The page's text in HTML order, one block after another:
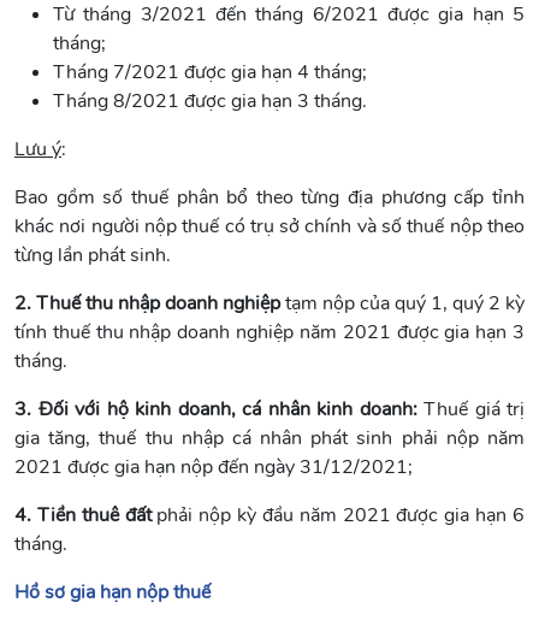
Từ tháng 3/2021 đến tháng 6/2021 được gia hạn 5
tháng;
Tháng 7/2021 được gia hạn 4 tháng;
Tháng 8/2021 được gia hạn 3 tháng.
Lưu ý:
Bao gồm số thuế phân bổ theo từng địa phương cấp tỉnh
khác nơi người nộp thuế có trụ sở chính và số thuế nộp theo
từng lần phát sinh.
2. Thuế thu nhập doanh nghiệptạm nộp của quý 1, quý 2 kỳ
tính thuế thu nhập doanh nghiệp năm 2021 được gia hạn 3
tháng.
3. Đối với hộ kinh doanh, cá nhân kinh doanh:Thuế giá trị
gia tăng, thuế thu nhập cá nhân phát sinh phải nộp năm
2021 được gia hạn nộp đến ngày 31/12/2021;
4. Tiền thuê đấtphải nộp kỳ đầu năm 2021 được gia hạn 6
tháng.
Hồ sơ gia hạn nộp thuế